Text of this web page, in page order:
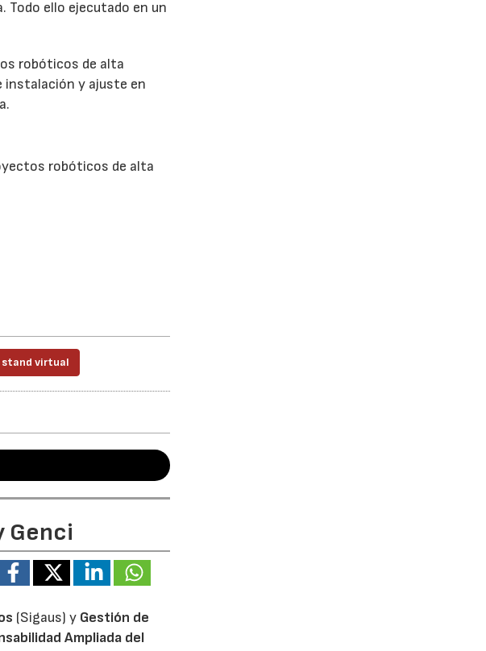
Todo ello ejecutado en un
robóticos de alta
instalación y ajuste en
robóticos de alta
stand virtual
Genci
(Sigaus) y Gestión de
Ampliada del